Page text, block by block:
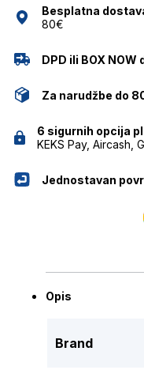
Besplatna
80€
DPD ili BOX NOW
Za narudžbe do
6 sigurnih opcija
KEKS Pay, Aircash,
Jednostavan
Opis
Brand